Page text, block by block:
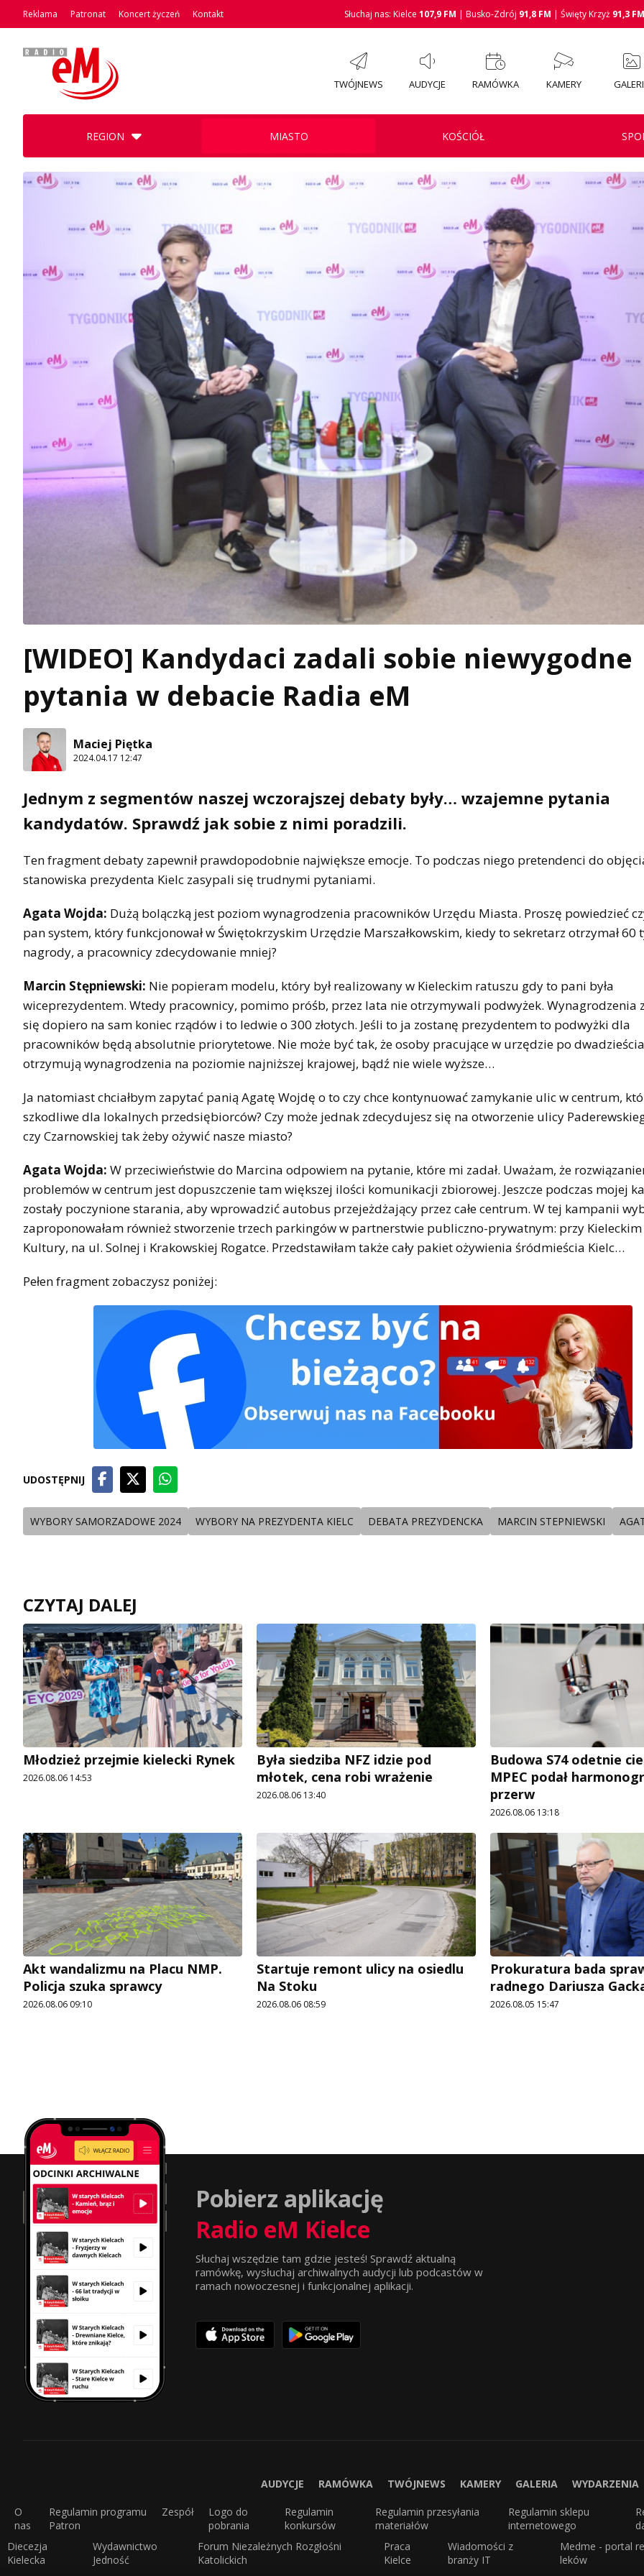
Reklama Patronat Koncert życzeń Kontakt Słuchaj nas: Kielce 107,9 FM | Busko-Zdrój 91,8 FM | Święty Krzyż 91,3 FM
TWÓJNEWS AUDYCJE RAMÓWKA KAMERY
REGION MIASTO KOŚCIÓŁ
[WIDEO] Kandydaci zadali sobie niewygodne
pytania w debacie Radia eM
Maciej Piętka
2024.04.17 12:47
Jednym z segmentów naszej wczorajszej debaty były… wzajemne pytania
kandydatów. Sprawdź jak sobie z nimi poradzili.
Ten fragment debaty zapewnił prawdopodobnie największe emocje. To podczas niego pretendenci do
stanowiska prezydenta Kielc zasypali się trudnymi pytaniami.
Agata Wojda: Dużą bolączką jest poziom wynagrodzenia pracowników Urzędu Miasta. Proszę powiedzieć
pan system, który funkcjonował w Świętokrzyskim Urzędzie Marszałkowskim, kiedy to sekretarz otrzymał 60
nagrody, a pracownicy zdecydowanie mniej?
Marcin Stępniewski: Nie popieram modelu, który był realizowany w Kieleckim ratuszu gdy to pani była
wiceprezydentem. Wtedy pracownicy, pomimo próśb, przez lata nie otrzymywali podwyżek. Wynagrodzenia
się dopiero na sam koniec rządów i to ledwie o 300 złotych. Jeśli to ja zostanę prezydentem to podwyżki dla
pracowników będą absolutnie priorytetowe. Nie może być tak, że osoby pracujące w urzędzie po
otrzymują wynagrodzenia na poziomie najniższej krajowej, bądź nie wiele wyższe…
Ja natomiast chciałbym zapytać panią Agatę Wojdę o to czy chce kontynuować zamykanie ulic w centrum,
szkodliwe dla lokalnych przedsiębiorców? Czy może jednak zdecydujesz się na otworzenie ulicy
czy Czarnowskiej tak żeby ożywić nasze miasto?
Agata Wojda: W przeciwieństwie do Marcina odpowiem na pytanie, które mi zadał. Uważam, że
problemów w centrum jest dopuszczenie tam większej ilości komunikacji zbiorowej. Jeszcze podczas mojej
zostały poczynione starania, aby wprowadzić autobus przejeżdżający przez całe centrum. W tej kampanii
zaproponowałam również stworzenie trzech parkingów w partnerstwie publiczno-prywatnym: przy
Kultury, na ul. Solnej i Krakowskiej Rogatce. Przedstawiłam także cały pakiet ożywienia śródmieścia Kielc…
Pełen fragment zobaczysz poniżej:
UDOSTĘPNIJ
WYBORY SAMORZADOWE 2024 WYBORY NA PREZYDENTA KIELC DEBATA PREZYDENCKA MARCIN STEPNIEWSKI
CZYTAJ DALEJ
Młodzież przejmie kielecki Rynek
2026.08.06 14:53
Była siedziba NFZ idzie pod
młotek, cena robi wrażenie
2026.08.06 13:40
Budowa S74 odetnie
MPEC podał
przerw
2026.08.06 13:18
Akt wandalizmu na Placu NMP.
Policja szuka sprawcy
2026.08.06 09:10
Startuje remont ulicy na osiedlu
Na Stoku
2026.08.06 08:59
Prokuratura bada
radnego Dariusza
2026.08.05 15:47
Pobierz aplikację
Radio eM Kielce
Słuchaj wszędzie tam gdzie jesteś! Sprawdź aktualną
ramówkę, wysłuchaj archiwalnych audycji lub podcastów w
ramach nowoczesnej i funkcjonalnej aplikacji.
AUDYCJE RAMÓWKA TWÓJNEWS KAMERY GALERIA WYDARZENIA
O
nas
Regulamin programu
Patron
Zespół
Logo do
pobrania
Regulamin
konkursów
Regulamin przesyłania
materiałów
Regulamin sklepu
internetowego
Diecezja
Kielecka
Wydawnictwo
Jedność
Forum Niezależnych Rozgłośni
Katolickich
Praca
Kielce
Wiadomości z
branży IT
Medme - portal
leków